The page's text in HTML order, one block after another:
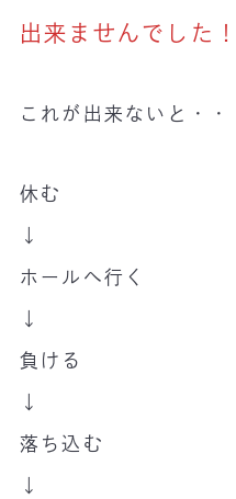
出来ませんでした
これが出来ないと・・
休む
↓
ホールへ行く
↓
負ける
↓
落ち込む
↓